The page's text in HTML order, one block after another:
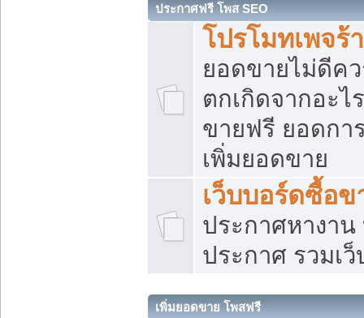
ประกาศฟรี โพส SEO
โปรโมทเพจร้
ยอดขายไม่ดีค
ตกเกิดจากอะไ
ขายฟรี ยอดกา
เพิ่มยอดขาย
เว็บบอร์ดซื้อข
ประกาศหางาน
ประกาศ รวมเ
เพิ่มยอดขาย โพสฟรี